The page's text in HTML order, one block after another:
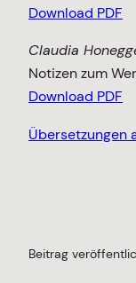
Download PDF
Claudia
Notizen zum
Download PDF
Übersetzungen
Beitrag